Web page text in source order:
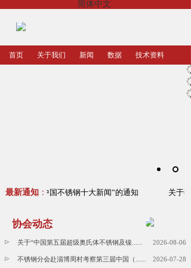
简体中文
首页 关于我们 新闻 数据 技术资料
最新通知 ：
集“2023年中国不锈钢十大新闻”的通知 关于
协会动态
关于“中国第五届超级奥氏体不锈钢及镍...... 2026-08-06
不锈钢分会赴淄博周村考察第三届中国（...... 2026-07-28